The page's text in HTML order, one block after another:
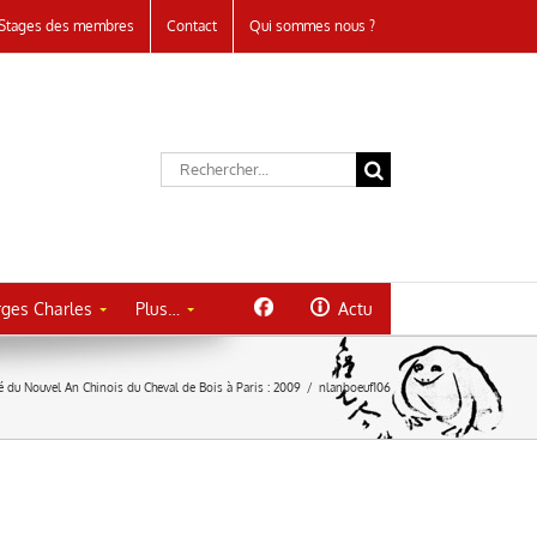
des membres Contact Qui sommes nous ?
Rechercher:
Charles Plus… Actu
du Nouvel An Chinois du Cheval de Bois à Paris : 2009 / nlanboeuf106